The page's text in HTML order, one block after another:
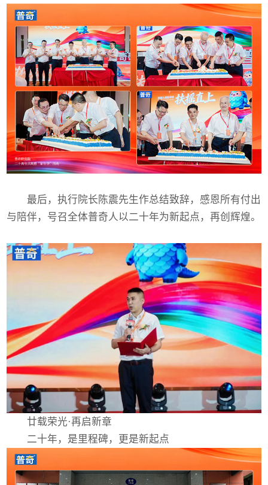
最后，执行院长陈震先生作总结致辞，感恩所有付出
与陪伴，号召全体普奇人以二十年为新起点，再创辉煌。
廿载荣光·再启新章
二十年，是里程碑，更是新起点